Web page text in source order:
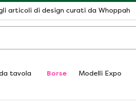
articoli di design curati da Whoppah
tavola Borse Modelli Expo